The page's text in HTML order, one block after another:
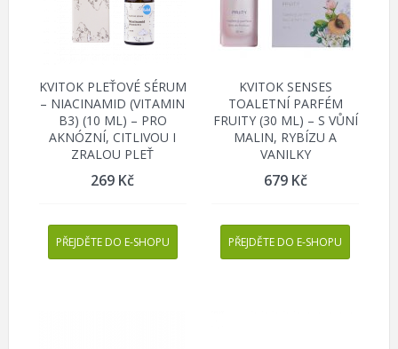
KVITOK PLEŤOVÉ SÉRUM
– NIACINAMID (VITAMIN
B3) (10 ML) – PRO
AKNÓZNÍ, CITLIVOU I
ZRALOU PLEŤ
269 Kč
PŘEJDĚTE DO E-SHOPU
KVITOK SENSES
TOALETNÍ PARFÉM
FRUITY (30 ML) – S VŮNÍ
MALIN, RYBÍZU A
VANILKY
679 Kč
PŘEJDĚTE DO E-SHOPU